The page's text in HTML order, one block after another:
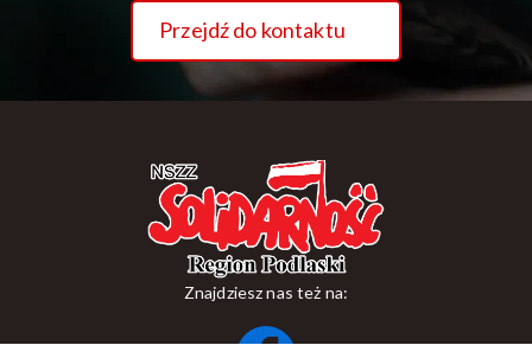
Przejdź do kontaktu
Znajdziesz nas też na: